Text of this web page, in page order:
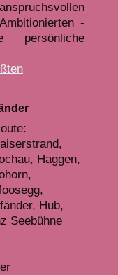
-
Haggen,
Hub,
Seebühne